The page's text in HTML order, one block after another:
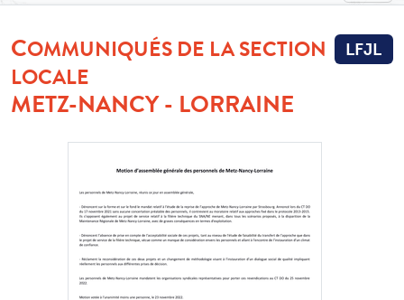
COMMUNIQUÉS DE LA SECTION
LOCALE
METZ-NANCY - LORRAINE
LFJL